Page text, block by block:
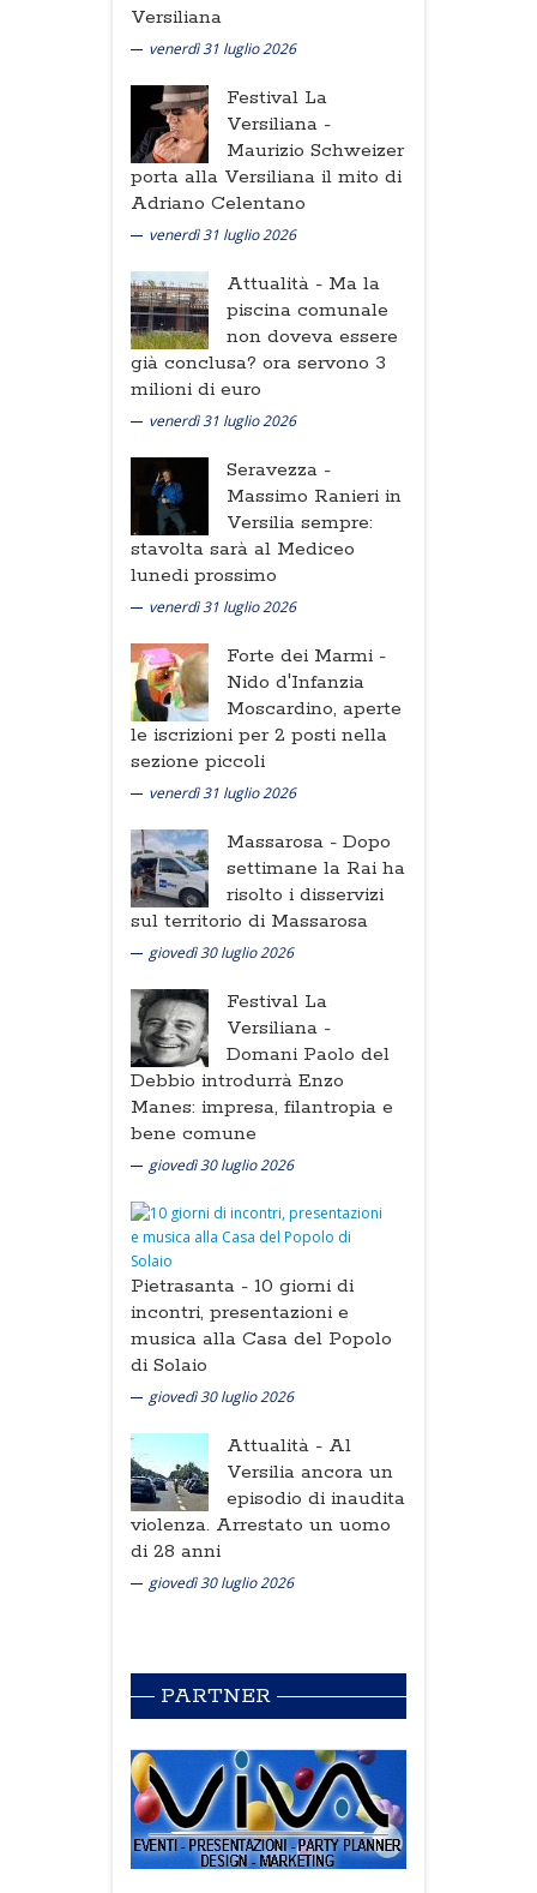
Versiliana
venerdì 31 luglio 2026
Festival La
Versiliana -
Maurizio Schweizer
porta alla Versiliana il mito di
Adriano Celentano
venerdì 31 luglio 2026
Attualità - Ma la
piscina comunale
non doveva essere
già conclusa? ora servono 3
milioni di euro
venerdì 31 luglio 2026
Seravezza -
Massimo Ranieri in
Versilia sempre:
stavolta sarà al Mediceo
lunedi prossimo
venerdì 31 luglio 2026
Forte dei Marmi -
Nido d'Infanzia
Moscardino, aperte
le iscrizioni per 2 posti nella
sezione piccoli
venerdì 31 luglio 2026
Massarosa - Dopo
settimane la Rai ha
risolto i disservizi
sul territorio di Massarosa
giovedì 30 luglio 2026
Festival La
Versiliana -
Domani Paolo del
Debbio introdurrà Enzo
Manes: impresa, filantropia e
bene comune
giovedì 30 luglio 2026
Pietrasanta - 10 giorni di
incontri, presentazioni e
musica alla Casa del Popolo
di Solaio
giovedì 30 luglio 2026
Attualità - Al
Versilia ancora un
episodio di inaudita
violenza. Arrestato un uomo
di 28 anni
giovedì 30 luglio 2026
PARTNER